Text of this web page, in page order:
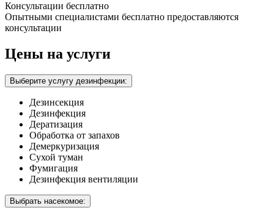
Консультации бесплатно
Опытными специалистами бесплатно предоставляются
консультации
Цены на услуги
Выберите услугу дезинфекции:
Дезинсекция
Дезинфекция
Дератизация
Обработка от запахов
Демеркуризация
Сухой туман
Фумигация
Дезинфекция вентиляции
Выбрать насекомое: